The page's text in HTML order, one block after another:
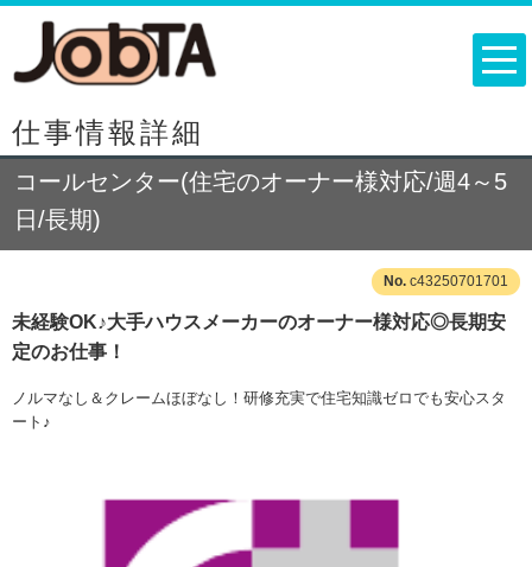
仕事情報詳細
コールセンター(住宅のオーナー様対応/週4～5
日/長期)
c43250701701
未経験OK♪大手ハウスメーカーのオーナー様対応◎長期安
定のお仕事！
ノルマなし＆クレームほぼなし！研修充実で住宅知識ゼロでも安心スタ
ート♪